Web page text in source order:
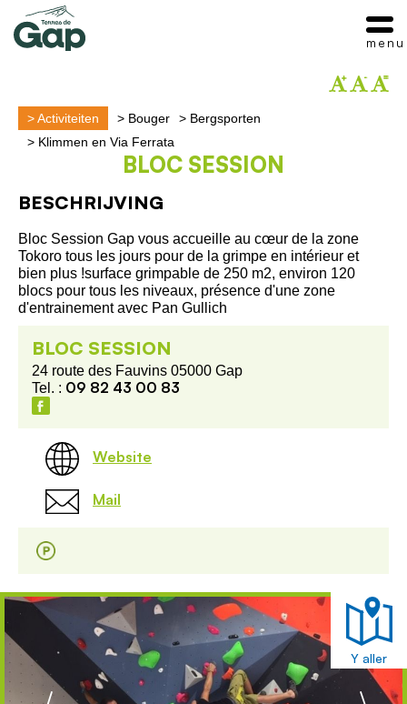
>Activiteiten > Bouger > Bergsporten
> Klimmen en Via Ferrata
BLOC SESSION
BESCHRIJVING
Bloc Session Gap vous accueille au cœur de la zone
Tokoro tous les jours pour de la grimpe en intérieur et
bien plus !surface grimpable de 250 m2, environ 120
blocs pour tous les niveaux, présence d'une zone
d'entrainement avec Pan Gullich
BLOC SESSION
24 route des Fauvins 05000 Gap
Tel. : 09 82 43 00 83
Website
Mail
Y aller
menu